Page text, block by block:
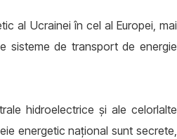
al Ucrainei în cel al Europei, mai
sisteme de transport de energie
hidroelectrice și ale celorlalte
energetic național sunt secrete,